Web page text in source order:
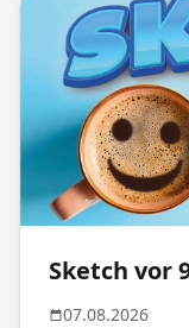
Sketch vor
07.08.2026